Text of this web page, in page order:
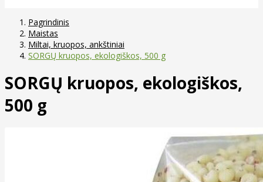
Pagrindinis
Maistas
Miltai, kruopos, ankštiniai
SORGŲ kruopos, ekologiškos, 500 g
SORGŲ kruopos, ekologiškos,
500 g